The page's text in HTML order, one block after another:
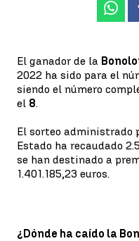
El ganador de la
2022 ha sido para el
siendo el número
el 8.
El sorteo administrado
Estado ha recaudado
se han destinado a
1.401.185,23 euros.
¿Dónde ha caído la